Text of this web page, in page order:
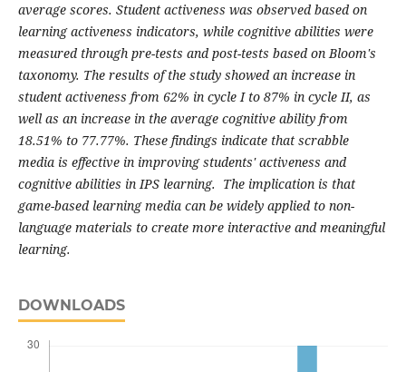
average scores. Student activeness was observed based on
learning activeness indicators, while cognitive abilities were
measured through pre-tests and post-tests based on Bloom's
taxonomy. The results of the study showed an increase in
student activeness from 62% in cycle I to 87% in cycle II, as
well as an increase in the average cognitive ability from
18.51% to 77.77%. These findings indicate that scrabble
media is effective in improving students' activeness and
cognitive abilities in IPS learning. The implication is that
game-based learning media can be widely applied to non-
language materials to create more interactive and meaningful
learning.
DOWNLOADS